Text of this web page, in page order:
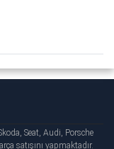
Seat, Audi, Porsche
satışını yapmaktadır.